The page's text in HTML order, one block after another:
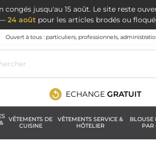
congés jusqu'au 15 août. Le site reste
24 août pour les articles brodés ou
Ouvert à tous : particuliers, professionnels,
ECHANGE GRATUIT
VÊTEMENTS DE
CUISINE
VÊTEMENTS SERVICE &
HÔTELIER
BLOUSE
PAR